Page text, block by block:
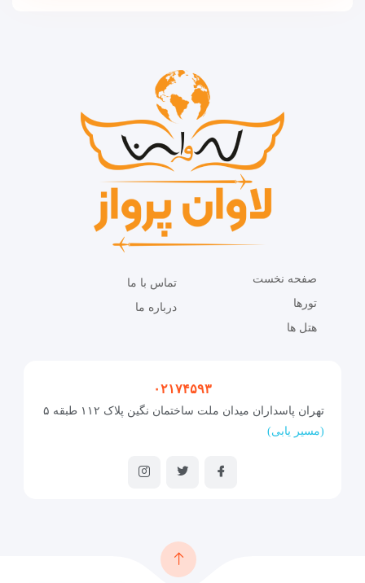
صفحه نخست
تورها
هتل ها
تماس با ما
درباره ما
۰۲۱۷۴۵۹۳
تهران پاسداران میدان ملت ساختمان نگین پلاک ۱۱۲ طبقه ۵
(مسیر یابی)